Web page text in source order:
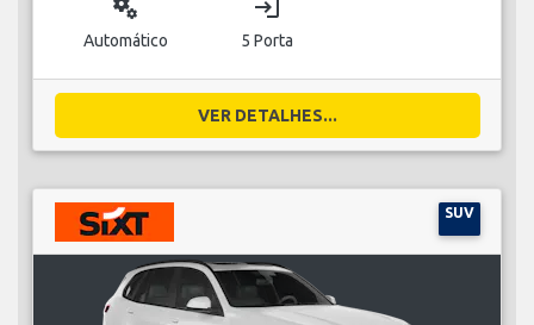
miscellaneous_services
Automático
login
5 Porta
VER DETALHES...
SUV